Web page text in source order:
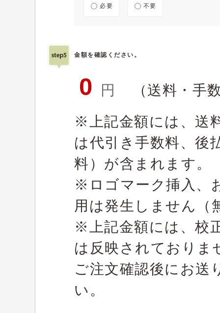
必要 不要
金額を確認ください。
0 円
（送料・手
※上記金額には、送
は代引き手数料、後
料）が含まれます。
※ロゴマーク挿入、
用は発生しません（
※上記金額には、校
は反映されておりま
ご注文確認後にお送
い。